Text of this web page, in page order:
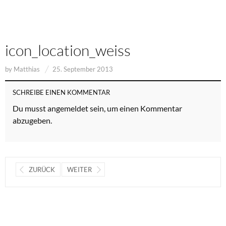
icon_location_weiss
by Matthias 25. September 2013
SCHREIBE EINEN KOMMENTAR
Du musstangemeldetsein, um einen Kommentar
abzugeben.
ZURÜCK WEITER